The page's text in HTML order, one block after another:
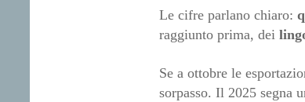
Le cifre parlano chiaro:
raggiunto prima, dei
Se a ottobre le
sorpasso. Il 2025 segna